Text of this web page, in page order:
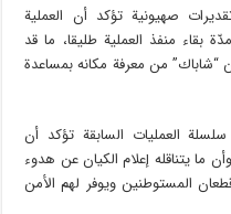
صهيونية تؤكد أن العملية
منفذ العملية طليقا، ما قد
من معرفة مكانه بمساعدة
العمليات السابقة تؤكد أن
ما يتناقله إعلام الكيان عن هدوء
المستوطنين ويوفر لهم الأمن